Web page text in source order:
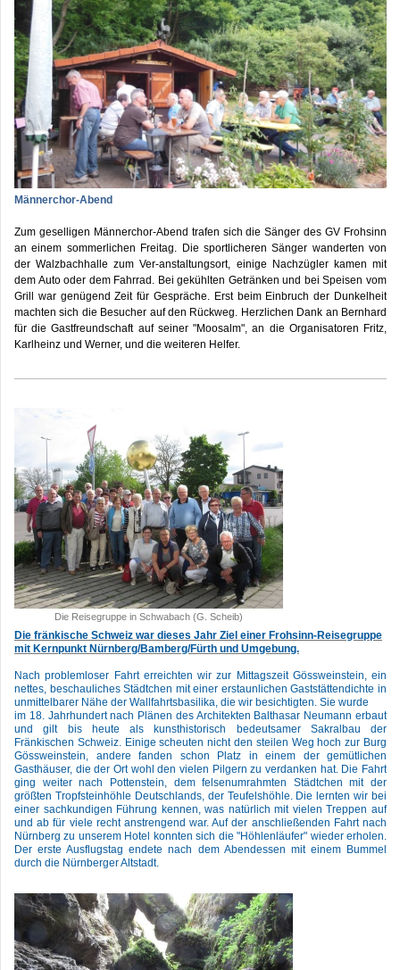
Männerchor-Abend
Zum geselligen Männerchor-Abend trafen sich die Sänger des GV Frohsinn
an einem sommerlichen Freitag. Die sportlicheren Sänger wanderten von
der Walzbachhalle zum Ver-anstaltungsort, einige Nachzügler kamen mit
dem Auto oder dem Fahrrad. Bei gekühlten Getränken und bei Speisen vom
Grill war genügend Zeit für Gespräche. Erst beim Einbruch der Dunkelheit
machten sich die Besucher auf den Rückweg. Herzlichen Dank an Bernhard
für die Gastfreundschaft auf seiner "Moosalm", an die Organisatoren Fritz,
Karlheinz und Werner, und die weiteren Helfer.
Die Reisegruppe in Schwabach (G. Scheib)
Die fränkische Schweiz war dieses Jahr Ziel einer Frohsinn-Reisegruppe
mit Kernpunkt Nürnberg/Bamberg/Fürth und Umgebung.
Nach problemloser Fahrt erreichten wir zur Mittagszeit Gössweinstein, ein
nettes, beschauliches Städtchen mit einer erstaunlichen Gaststättendichte in
unmittelbarer Nähe der Wallfahrtsbasilika, die wir besichtigten. Sie wurde
im 18. Jahrhundert nach Plänen des Architekten Balthasar Neumann erbaut
und gilt bis heute als kunsthistorisch bedeutsamer Sakralbau der
Fränkischen Schweiz. Einige scheuten nicht den steilen Weg hoch zur Burg
Gössweinstein, andere fanden schon Platz in einem der gemütlichen
Gasthäuser, die der Ort wohl den vielen Pilgern zu verdanken hat. Die Fahrt
ging weiter nach Pottenstein, dem felsenumrahmten Städtchen mit der
größten Tropfsteinhöhle Deutschlands, der Teufelshöhle. Die lernten wir bei
einer sachkundigen Führung kennen, was natürlich mit vielen Treppen auf
und ab für viele recht anstrengend war. Auf der anschließenden Fahrt nach
Nürnberg zu unserem Hotel konnten sich die "Höhlenläufer" wieder erholen.
Der erste Ausflugstag endete nach dem Abendessen mit einem Bummel
durch die Nürnberger Altstadt.